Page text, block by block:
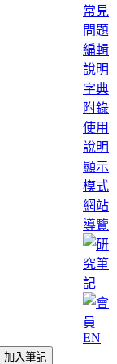
常見
問題
編輯
說明
字典
附錄
使用
說明
顯示
模式
網站
導覽
EN
加入筆記